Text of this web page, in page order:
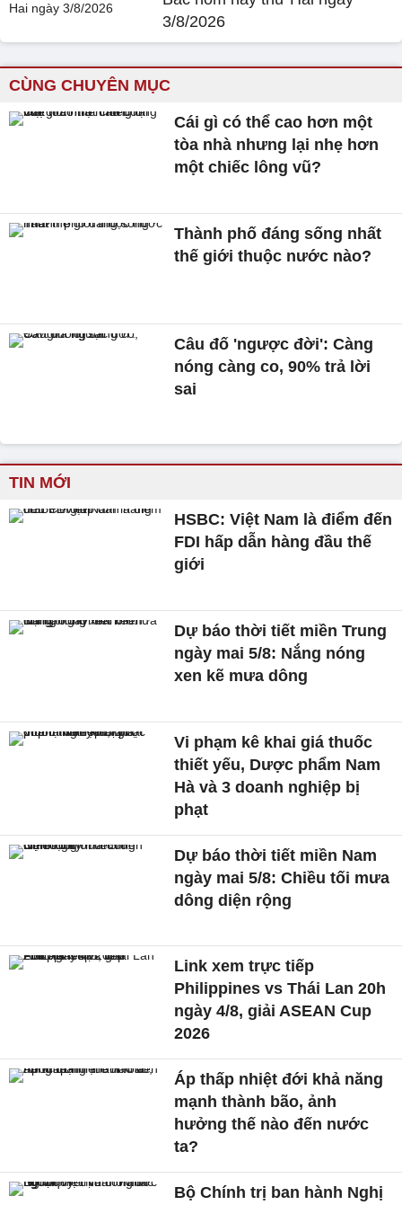
3/8/2026
CÙNG CHUYÊN MỤC
Cái gì có thể cao hơn một
tòa nhà nhưng lại nhẹ hơn
một chiếc lông vũ?
Thành phố đáng sống nhất
thế giới thuộc nước nào?
Câu đố 'ngược đời': Càng
nóng càng co, 90% trả lời
sai
TIN MỚI
HSBC: Việt Nam là điểm đến
FDI hấp dẫn hàng đầu thế
giới
Dự báo thời tiết miền Trung
ngày mai 5/8: Nắng nóng
xen kẽ mưa dông
Vi phạm kê khai giá thuốc
thiết yếu, Dược phẩm Nam
Hà và 3 doanh nghiệp bị
phạt
Dự báo thời tiết miền Nam
ngày mai 5/8: Chiều tối mưa
dông diện rộng
Link xem trực tiếp
Philippines vs Thái Lan 20h
ngày 4/8, giải ASEAN Cup
2026
Áp thấp nhiệt đới khả năng
mạnh thành bão, ảnh
hưởng thế nào đến nước
ta?
Bộ Chính trị ban hành Nghị